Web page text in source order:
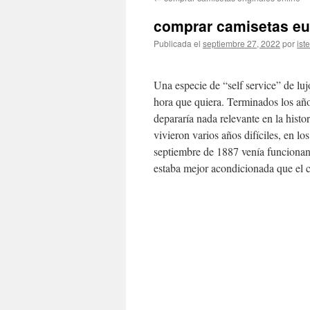
contenido
comprar camisetas
Publicada el septiembre 27, 2022 por
Una especie de “self service” de
hora que quiera. Terminados los
depararía nada relevante en la
vivieron varios años difíciles, en
septiembre de 1887 venía
estaba mejor acondicionada que el